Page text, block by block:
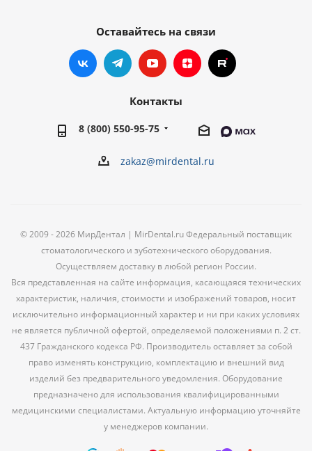
Оставайтесь на связи
Контакты
8 (800) 550-95-75
zakaz@mirdental.ru
© 2009 - 2026 МирДентал | MirDental.ru Федеральный поставщик
стоматологического и зуботехнического оборудования.
Осуществляем доставку в любой регион России.
Вся представленная на сайте информация, касающаяся технических
характеристик, наличия, стоимости и изображений товаров, носит
исключительно информационный характер и ни при каких условиях
не является публичной офертой, определяемой положениями п. 2 ст.
437 Гражданского кодекса РФ. Производитель оставляет за собой
право изменять конструкцию, комплектацию и внешний вид
изделий без предварительного уведомления. Оборудование
предназначено для использования квалифицированными
медицинскими специалистами. Актуальную информацию уточняйте
у менеджеров компании.